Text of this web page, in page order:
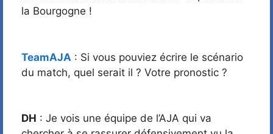
la Bourgogne !
TeamAJA : Si vous pouviez écrire le scénario
du match, quel serait il ? Votre pronostic ?
DH : Je vois une équipe de l’AJA qui va